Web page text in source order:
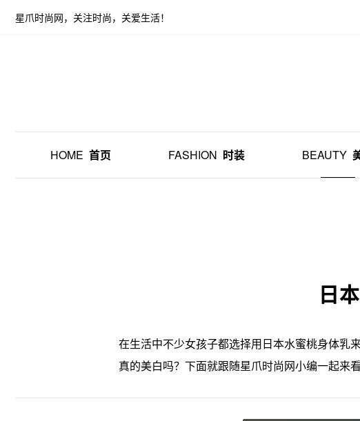
星爪时尚网，关注时尚，关爱生活！
HOME 首页 FASHION 时装 BEAUTY
日
在生活中不少女孩子都选择用日本水蜜桃身体乳
真的美白吗？下面就跟随星爪时尚网小编一起来看